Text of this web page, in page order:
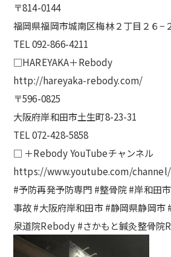
〒814-0144
福岡県福岡市城南区梅林２丁目２６−
TEL 092-866-4211
□HAREYAKA＋Rebody
http://hareyaka-rebody.com/
〒596-0825
大阪府岸和田市土生町8-23-31
TEL 072-428-5858
□ ＋Rebody YouTubeチャンネル
https://www.youtube.com/channel/
#予防再発予防専門 #整骨院 #岸和田
事故 #大阪府岸和田市 #静岡県静岡
泉道院Rebody #さかもと鍼灸整骨院